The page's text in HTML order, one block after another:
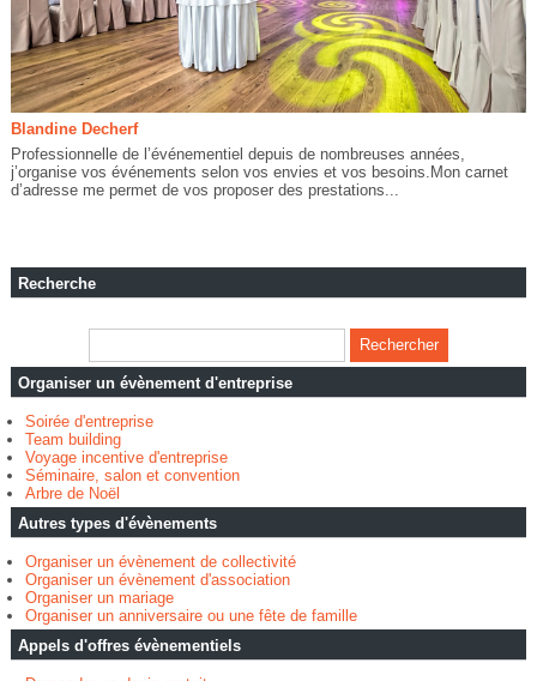
Blandine Decherf
Professionnelle de l’événementiel depuis de nombreuses années,
j’organise vos événements selon vos envies et vos besoins.Mon carnet
d’adresse me permet de vos proposer des prestations...
Recherche
Organiser un évènement d'entreprise
Soirée d'entreprise
Team building
Voyage incentive d'entreprise
Séminaire, salon et convention
Arbre de Noël
Autres types d'évènements
Organiser un évènement de collectivité
Organiser un évènement d'association
Organiser un mariage
Organiser un anniversaire ou une fête de famille
Appels d'offres évènementiels